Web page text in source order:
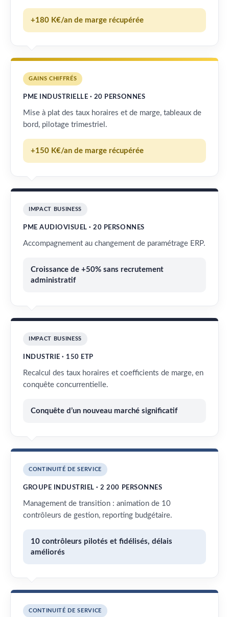
+180 K€/an de marge récupérée
GAINS CHIFFRÉS
PME INDUSTRIELLE · 20 PERSONNES
Mise à plat des taux horaires et de marge, tableaux de
bord, pilotage trimestriel.
+150 K€/an de marge récupérée
IMPACT BUSINESS
PME AUDIOVISUEL · 20 PERSONNES
Accompagnement au changement de paramétrage ERP.
Croissance de +50% sans recrutement
administratif
IMPACT BUSINESS
INDUSTRIE · 150 ETP
Recalcul des taux horaires et coefficients de marge, en
conquête concurrentielle.
Conquête d’un nouveau marché significatif
CONTINUITÉ DE SERVICE
GROUPE INDUSTRIEL · 2 200 PERSONNES
Management de transition : animation de 10
contrôleurs de gestion, reporting budgétaire.
10 contrôleurs pilotés et fidélisés, délais
améliorés
CONTINUITÉ DE SERVICE